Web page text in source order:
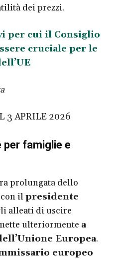
dei prezzi.
per cui il Consiglio
cruciale per le
3 APRILE 2026
per famiglie e
prolungata dello
ilpresidente
alleati di uscire
ulteriormente a
Europea.
europeo